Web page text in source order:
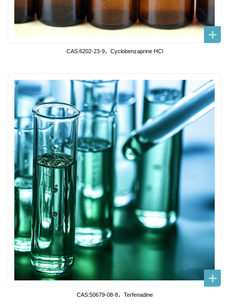
CAS:6202-23-9，Cyclobenzaprine HCl
CAS:50679-08-8，Terfenadine